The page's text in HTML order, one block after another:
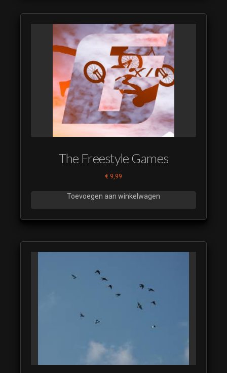
The Freestyle Games
€ 9,99
Toevoegen aan winkelwagen